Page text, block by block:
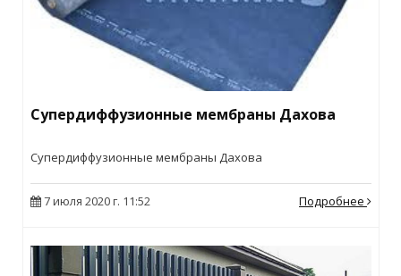
Супердиффузионные мембраны Дахова
Супердиффузионные мембраны Дахова
7 июля 2020 г. 11:52 Подробнее